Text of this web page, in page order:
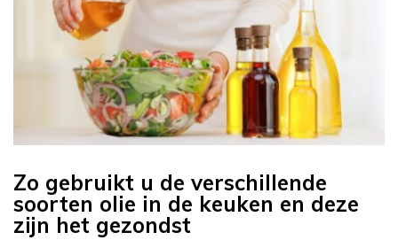
Zo gebruikt u de verschillende
soorten olie in de keuken en deze
zijn het gezondst